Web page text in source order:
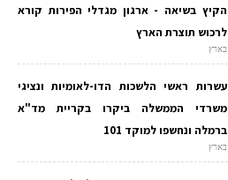
הקיץ בשיאה - ארגון מגדלי הפירות קורא
לרכוש תוצרת הארץ
בארץ
עשרות ראשי הלשכות הדו-לאומיות ונציגי
משרדי הממשלה ביקרו בקריית מד"א
ברמלה ונחשפו למוקד 101
בארץ